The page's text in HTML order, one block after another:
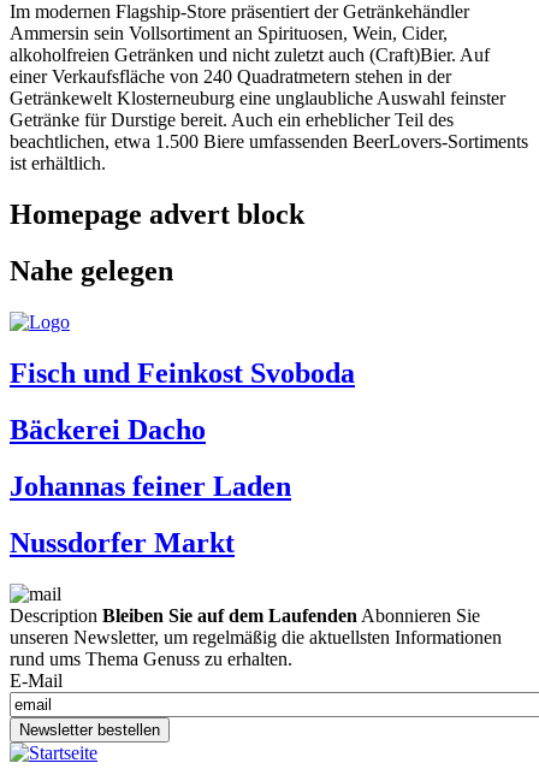
Im modernen Flagship-Store präsentiert der Getränkehändler
Ammersin sein Vollsortiment an Spirituosen, Wein, Cider,
alkoholfreien Getränken und nicht zuletzt auch (Craft)Bier. Auf
einer Verkaufsfläche von 240 Quadratmetern stehen in der
Getränkewelt Klosterneuburg eine unglaubliche Auswahl feinster
Getränke für Durstige bereit. Auch ein erheblicher Teil des
beachtlichen, etwa 1.500 Biere umfassenden BeerLovers-Sortiments
ist erhältlich.
Homepage advert block
Nahe gelegen
Fisch und Feinkost Svoboda
Bäckerei Dacho
Johannas feiner Laden
Nussdorfer Markt
Description Bleiben Sie auf dem Laufenden Abonnieren Sie
unseren Newsletter, um regelmäßig die aktuellsten Informationen
rund ums Thema Genuss zu erhalten.
E-Mail
Newsletter bestellen